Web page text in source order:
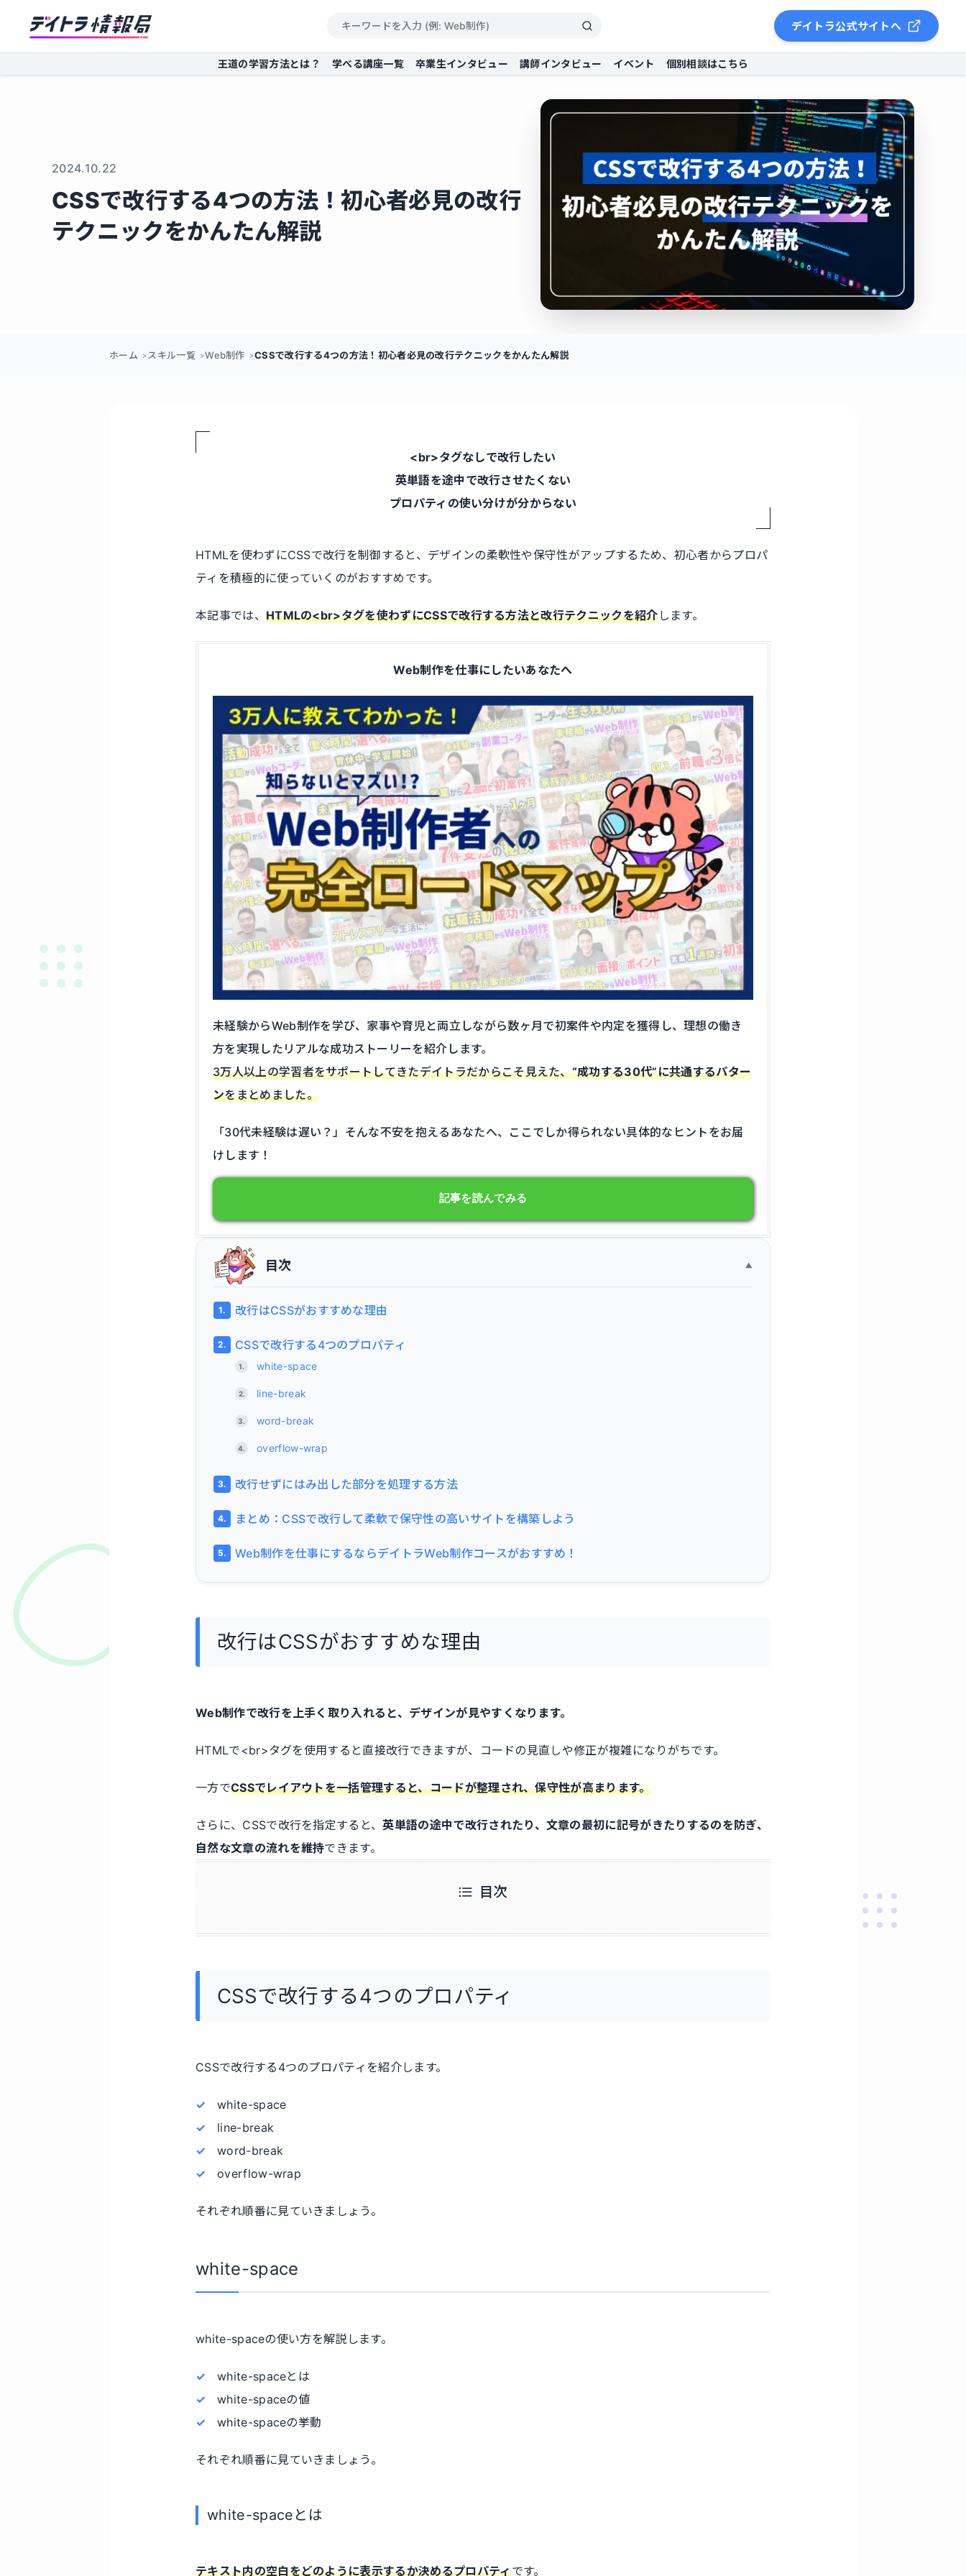
デイトラ公式サイトへ
王道の学習方法とは？ 学べる講座一覧 卒業生インタビュー 講師インタビュー イベント 個別相談はこちら
2024.10.22
CSSで改行する4つの方法！初心者必見の改行
テクニックをかんたん解説
ホーム スキル一覧 Web制作 CSSで改行する4つの方法！初心者必見の改行テクニックをかんたん解説
<br>タグなしで改行したい
英単語を途中で改行させたくない
プロパティの使い分けが分からない
HTMLを使わずにCSSで改行を制御すると、デザインの柔軟性や保守性がアップするため、初心者からプロパ
ティを積極的に使っていくのがおすすめです。
本記事では、 HTMLの<br>タグを使わずにCSSで改行する方法と改行テクニックを紹介します。
Web制作を仕事にしたいあなたへ
未経験からWeb制作を学び、 家事や育児 と両立 しながら数ヶ月で初案件や内定を獲得 し、理想の働き
方を 実現 した リアルな成功ストーリーを紹介 し ます。
3万人以上の学習者をサポートしてきたデイトラだからこそ見えた、“成功する30代”に共通するパター
ンをまとめました。
「30代未経験は遅い？」そんな不安を抱えるあなたへ、ここでしか得られない具体的なヒントをお届
けします！
記事を読んでみる
目次
改行はCSSがおすすめな理由
CSSで改行する4つのプロパティ
white-space
line-break
word-break
overflow-wrap
改行せずにはみ出した部分を処理する方法
まとめ：CSSで改行して柔軟で保守性の高いサイトを構築しよう
Web制作を仕事にするならデイトラWeb制作コースがおすすめ！
改行はCSSがおすすめな理由
Web制作で改行を上手く取り入れると、デザインが見やすくなります。
HTMLで<br>タグを使用すると直接改行できますが、コードの見直しや修正が複雑になりがちです。
一方でCSSでレイアウトを一括管理すると、コードが整理され、保守性が高まります。
さらに、CSSで改行を指定すると、英単語の途中で改行されたり、文章の最初に記号がきたりするのを防ぎ、
自然な文章の流れを維持できます。
目次
CSSで改行する4つのプロパティ
CSSで改行する4つのプロパティを紹介します。
white-space
line-break
word-break
overflow-wrap
それぞれ順番に見ていきましょう。
white-space
white-spaceの使い方を解説します。
white-spaceとは
white-spaceの値
white-spaceの挙動
それぞれ順番に見ていきましょう。
white-spaceとは
テキスト内の空白をどのように表示するか決めるプロパティです。